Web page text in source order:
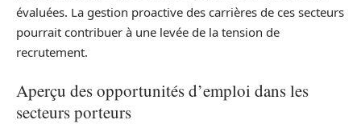
évaluées. La gestion proactive des carrières de ces secteurs
pourrait contribuer à une levée de la tension de
recrutement.
Aperçu des opportunités d’emploi dans les
secteurs porteurs